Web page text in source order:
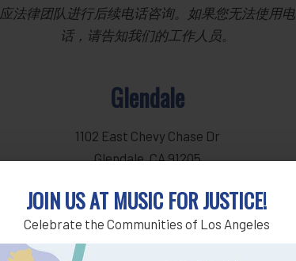
JOIN US AT MUSIC FOR JUSTICE!
Celebrate the Communities of Los Angeles
应法律团队进行后续电话咨询。如果您无法使用电
话，请告知我们的工作人员。
Glendale
1102 East Chevy Chase Dr
Glendale, CA 91205